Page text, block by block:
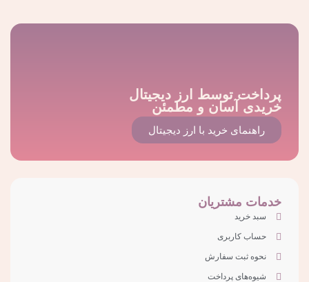
پرداخت توسط ارز دیجیتال
خریدی آسان و مطمئن
راهنمای خرید با ارز دیجیتال
خدمات مشتریان
سبد خرید
حساب کاربری
نحوه ثبت سفارش
شیوه‌های پرداخت